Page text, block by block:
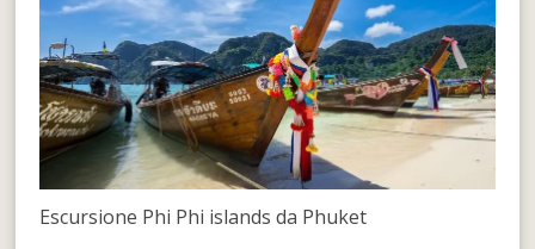
Escursione Phi Phi islands da Phuket